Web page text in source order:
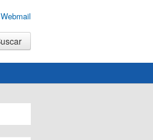
Webmail